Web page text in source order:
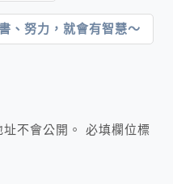
、努力，就會有智慧～
不會公開。
必填欄位標